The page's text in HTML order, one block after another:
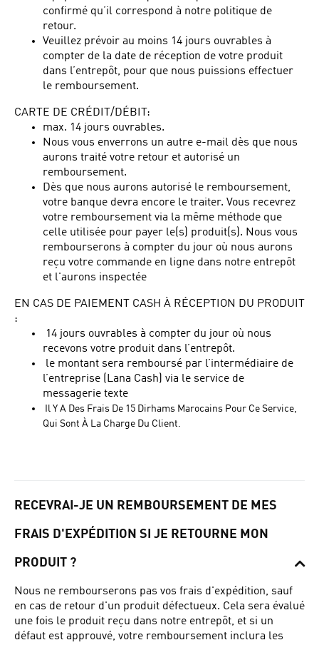
confirmé qu’il correspond à notre politique de
retour.
Veuillez prévoir au moins 14 jours ouvrables à
compter de la date de réception de votre produit
dans l’entrepôt, pour que nous puissions effectuer
le remboursement.
CARTE DE CRÉDIT/DÉBIT:
max. 14 jours ouvrables.
Nous vous enverrons un autre e-mail dès que nous
aurons traité votre retour et autorisé un
remboursement.
Dès que nous aurons autorisé le remboursement,
votre banque devra encore le traiter. Vous recevrez
votre remboursement via la même méthode que
celle utilisée pour payer le(s) produit(s). Nous vous
rembourserons à compter du jour où nous aurons
reçu votre commande en ligne dans notre entrepôt
et l'aurons inspectée
EN CAS DE PAIEMENT CASH À RÉCEPTION DU PRODUIT
:
14 jours ouvrables à compter du jour où nous
recevons votre produit dans l’entrepôt.
le montant sera remboursé par l’intermédiaire de
l’entreprise (Lana Cash) via le service de
messagerie texte
Il Y A Des Frais De 15 Dirhams Marocains Pour Ce Service,
Qui Sont À La Charge Du Client.
RECEVRAI-JE UN REMBOURSEMENT DE MES
FRAIS D'EXPÉDITION SI JE RETOURNE MON
PRODUIT ?
Nous ne rembourserons pas vos frais d'expédition, sauf
en cas de retour d'un produit défectueux. Cela sera évalué
une fois le produit reçu dans notre entrepôt, et si un
défaut est approuvé, votre remboursement inclura les